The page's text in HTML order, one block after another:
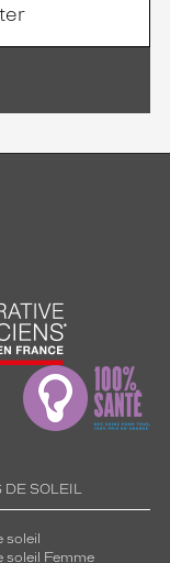
DE SOLEIL
soleil
soleil Femme